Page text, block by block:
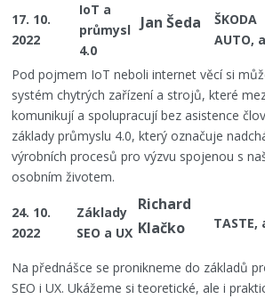
17. 10.
2022
IoT a
průmysl
4.0
Jan Šeda
ŠKODA
AUTO,
Pod pojmem IoT neboli internet věcí si
systém chytrých zařízení a strojů, které
komunikují a spolupracují bez asistence
základy průmyslu 4.0, který označuje
výrobních procesů pro výzvu spojenou s
osobním životem.
24. 10.
2022
Základy
SEO a UX
Richard
Klačko
TASTE,
Na přednášce se pronikneme do základů
SEO i UX. Ukážeme si teoretické, ale i